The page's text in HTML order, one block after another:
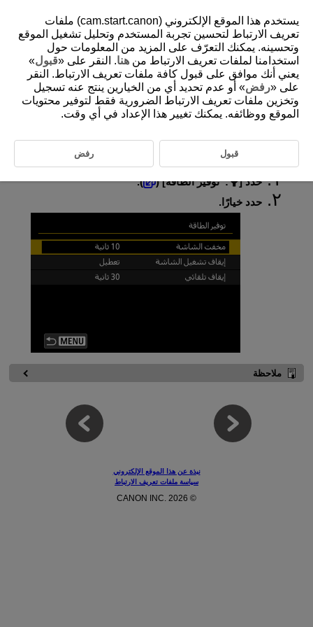
D388-224
توفير الطاقة
يمكنك ضبط توقيت تعتيم الشاشة، وتعتيم الشاشة ثم إيقاف تشغيلها، وإيقاف
الشاشة، وإيقاف التشغيل التلقائي).
حدد [ :توفير الطاقة] (
).
حدد خيارًا.
ملاحظة
نبذة عن هذا الموقع الإلكتروني
سياسة ملفات تعريف الارتباط
© CANON INC. 2026
يستخدم هذا الموقع الإلكتروني (cam.start.canon) ملفات
تعريف الارتباط لتحسين تجربة المستخدم وتحليل تشغيل الموقع
وتحسينه. يمكنك التعرّف على المزيد من المعلومات حول
استخدامنا لملفات تعريف الارتباط من هنا. النقر على «قبول»
يعني أنك موافق على قبول كافة ملفات تعريف الارتباط. النقر
على «رفض» أو عدم تحديد أي من الخيارين ينتج عنه تسجيل
وتخزين ملفات تعريف الارتباط الضرورية فقط لتوفير محتويات
الموقع ووظائفه. يمكنك تغيير هذا الإعداد في أي وقت.
قبول رفض